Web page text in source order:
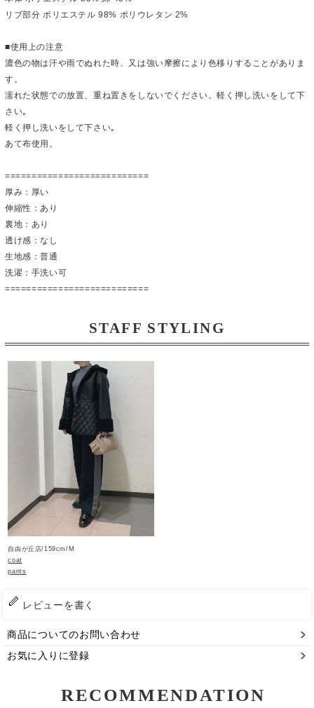
リブ部分 ポリエステル 98% ポリウレタン 2%
■使用上の注意
濃色の物は汗や雨でぬれた時、又は強い摩擦により色移りすることがありま
す。
濡れた状態での放置、重ね置きをしないでください。軽く押し洗いをして下
さい｡
軽く押し洗いをして下さい｡
あて布使用。
===========================
厚み：厚い
伸縮性：あり
裏地：あり
透け感：なし
生地感：普通
洗濯：手洗い可
===========================
STAFF STYLING
自由が丘店/159cm/M
coat
pants
レビューを書く
商品についてのお問い合わせ
お気に入りに登録
RECOMMENDATION